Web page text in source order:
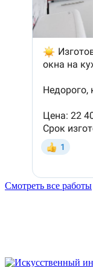
Смотреть все работы